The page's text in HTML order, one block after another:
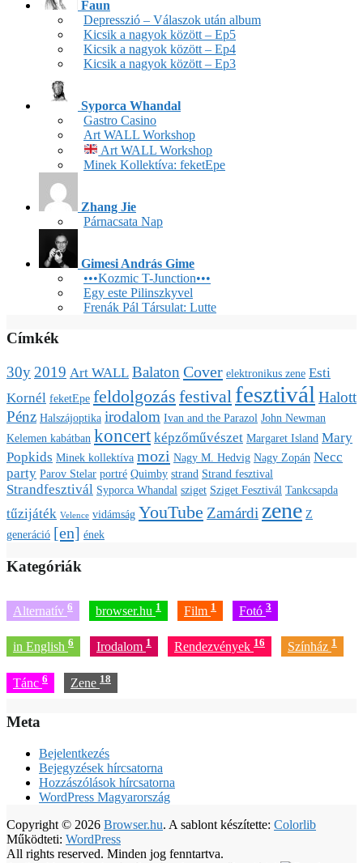
Faun
Depresszió – Válaszok után album
Kicsik a nagyok között – Ep5
Kicsik a nagyok között – Ep4
Kicsik a nagyok között – Ep3
Syporca Whandal
Gastro Casino
Art WALL Workshop
Art WALL Workshop
Minek Kollektíva: feketEpe
Zhang Jie
Párnacsata Nap
Gimesi András Gime
•••Kozmic T-Junction•••
Egy este Pilinszkyvel
Frenák Pál Társulat: Lutte
Címkék
30y 2019 Art WALL Balaton Cover elektronikus zene Esti
Kornél feketEpe feldolgozás festival fesztivál Halott
Pénz Halszájoptika irodalom Ivan and the Parazol John Newman
Kelemen kabátban koncert képzőművészet Margaret Island Mary
Popkids Minek kollektíva mozi Nagy M. Hedvig Nagy Zopán Necc
party Parov Stelar portré Quimby strand Strand fesztival
Strandfesztivál Syporca Whandal sziget Sziget Fesztivál Tankcsapda
tűzijáték Velence vidámság YouTube Zamárdi zene Z
generáció [en] ének
Kategóriák
Alternatív 6 browser.hu 1 Film 1 Fotó 3
in English 6 Irodalom 1 Rendezvények 16 Színház 1
Tánc 6 Zene 18
Meta
Bejelentkezés
Bejegyzések hírcsatorna
Hozzászólások hírcsatorna
WordPress Magyarország
Copyright © 2026 Browser.hu. A sablont készítette: Colorlib
Működteti: WordPress
All rights reserved. Minden jog fenntartva.